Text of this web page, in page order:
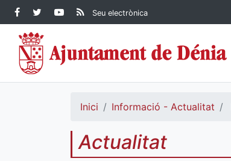
Contingut principal
Facebook Ajuntament de
Dénia
Twitter Ajuntament de
Dénia
YouTube Ajuntament
de Dénia
RSS Actualitat
Ajuntament de
Seu electrònica
Inici Informació - Actualitat
Actualitat